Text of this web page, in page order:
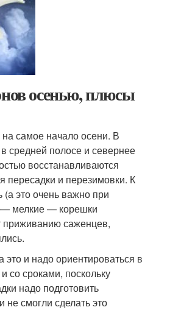
осенью, плюсы
самое начало осени. В
средней полосе и севернее
восстанавливаются
пересадки и перезимовки. К
это очень важно при
— мелкие — корешки
приживанию саженцев,
и надо ориентироваться в
со сроками, поскольку
надо подготовить
смогли сделать это